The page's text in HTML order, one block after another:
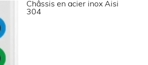
raccordée (W)
Châssis en acier inox Aisi
304